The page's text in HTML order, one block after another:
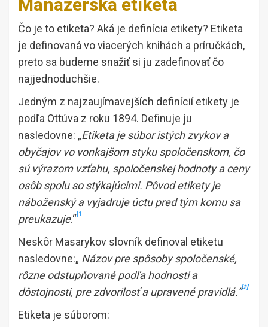
Manažérska etiketa
Čo je to etiketa? Aká je definícia etikety? Etiketa
je definovaná vo viacerých knihách a príručkách,
preto sa budeme snažiť si ju zadefinovať čo
najjednoduchšie.
Jedným z najzaujímavejších definícií etikety je
podľa Ottúva z roku 1894. Definuje ju
nasledovne: „Etiketa je súbor istých zvykov a
obyčajov vo vonkajšom styku spoločenskom, čo
sú výrazom vzťahu, spoločenskej hodnoty a ceny
osôb spolu so stýkajúcimi. Pôvod etikety je
náboženský a vyjadruje úctu pred tým komu sa
preukazuje.“ [1]
Neskôr Masarykov slovník definoval etiketu
nasledovne:„ Názov pre spôsoby spoločenské,
rôzne odstupňované podľa hodnosti a
dôstojnosti, pre zdvorilosť a upravené pravidlá.“[2]
Etiketa je súborom: